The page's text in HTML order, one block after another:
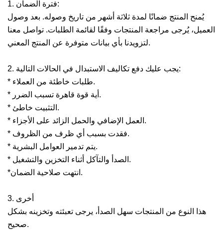
1. فترة الضمان:
يُمنح المنتج ضمانًا لمدة ثلاثة أشهر من تاريخ وصوله. بعد وصول
العميل، يُرجى مراجعة المنتجات وفقًا لقائمة الطلبات. تواصل معنا
لتزويدنا بأي بيانات متوفرة عن المنتج المعني.
2. يجب عليك دفع تكاليف الاستبدال في الحالات التالية:
* طلبات خاطئة من العملاء.
* أية قوة قاهرة تسبب الضرر.
* التثبيت خاطئ.
* العمل الإضافي والحمل الزائد على الأجزاء.
* فقدت بسبب أي ظرف من الظروف.
* يتم تدمير العوامل البشرية.
* الصدأ والتآكل أثناء التخزين والتشغيل.
*انتهت صلاحية الضمان.
3. أخرى
هذا النوع من المنتجات سهل الصدأ، يرجى تعبئته وتخزينه بشكل
صحيح.